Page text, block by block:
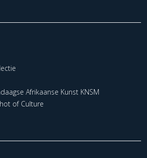
Afrikaanse Kunst KNSM
of Culture